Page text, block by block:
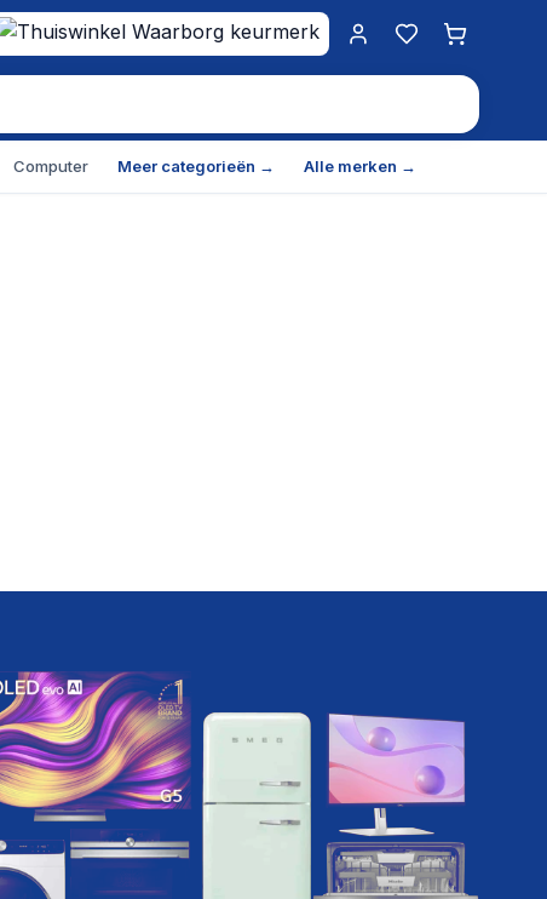
Mijn account
Favorieten
Computer Meer categorieën → Alle merken →